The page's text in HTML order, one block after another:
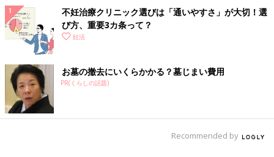
治療の効果を大きくすることを目的としています。医師が患者に
問診し、適切な診療科への受診を勧奨するほか、処方薬や処方箋
を出すことも可能。新型コロナウィルス感染症の拡大により令和
2年4月、厚労省がガイドラインを作成し、初診時からの受診も可
しているかを確認しましょう。
オンライン診療に保険は適用される？
基本的にオンライン診療は対面診療と同様で保健適用の診療内容
不妊治療クリニック選びは「通いやすさ」が大切！選
び方、重要3カ条って？
妊活
お墓の撤去にいくらかかる？墓じまい費用
PR(くらしの話題)
Recommended by